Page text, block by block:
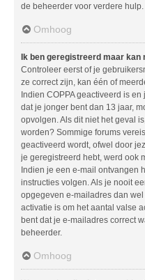
de beheerder voor verdere hulp.
Omhoog
Ik ben geregistreerd maar kan
Controleer eerst of je
ze correct zijn, kan één of
Indien COPPA geactiveerd is
dat je jonger bent dan 13 jaar,
opvolgen. Als dit niet het geval
worden? Sommige forums
geactiveerd wordt, ofwel door
je geregistreerd hebt, werd ook
Indien je een e-mail ontvangen
instructies volgen. Als je nooit
opgegeven e-mailadres dan
activatie is om het aantal valse
bent dat je e-mailadres correct
beheerder.
Omhoog